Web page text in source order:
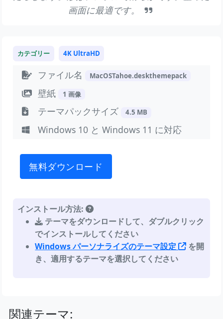
画面に最適です。
カテゴリー 4K UltraHD
ファイル名 MacOSTahoe.deskthemepack
壁紙 1 画像
テーマパックサイズ 4.5 MB
Windows 10 と Windows 11 に対応
無料ダウンロード
インストール方法:
テーマをダウンロードして、ダブルクリック
でインストールしてください
Windows パーソナライズのテーマ設定
を開
き、適用するテーマを選択してください
関連テーマ: